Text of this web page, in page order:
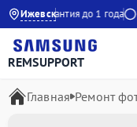
Ижевск
Гарантия до 1 года
REMSUPPORT
Главная Ремонт